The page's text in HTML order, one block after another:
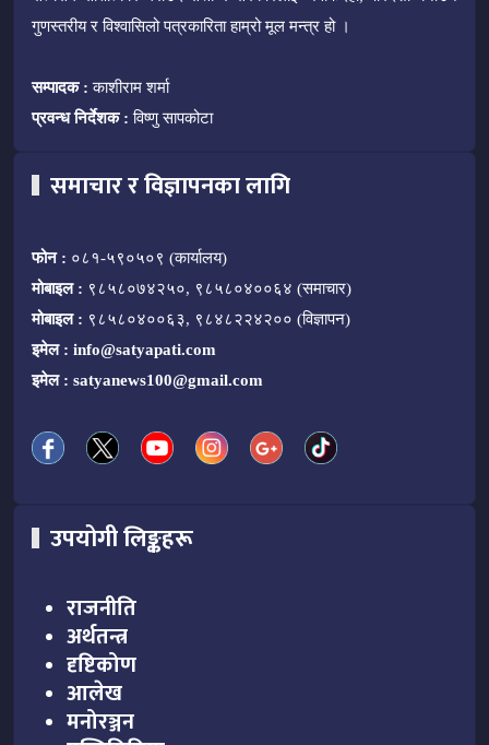
गुणस्तरीय र विश्वासिलो पत्रकारिता हाम्रो मूल मन्त्र हो ।
सम्पादक : काशीराम शर्मा
प्रवन्ध निर्देशक : विष्णु सापकोटा
समाचार र विज्ञापनका लागि
फोन : ०८१-५९०५०९ (कार्यालय)
मोबाइल : ९८५८०७४२५०, ९८५८०४००६४ (समाचार)
मोबाइल : ९८५८०४००६३, ९८४८२२४२०० (विज्ञापन)
इमेल : info@satyapati.com
इमेल : satyanews100@gmail.com
उपयोगी लिङ्कहरू
राजनीति
अर्थतन्त्र
दृष्टिकोण
आलेख
मनोरञ्जन